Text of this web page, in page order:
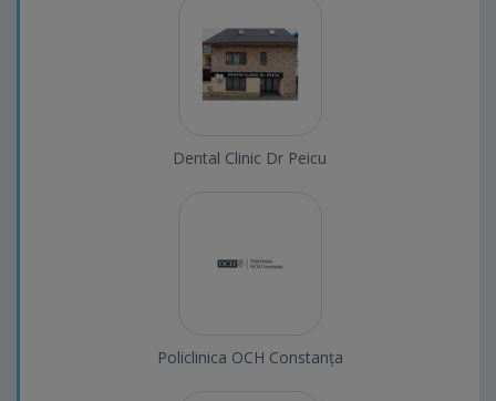
Dental Clinic Dr Peicu
Policlinica OCH Constanța